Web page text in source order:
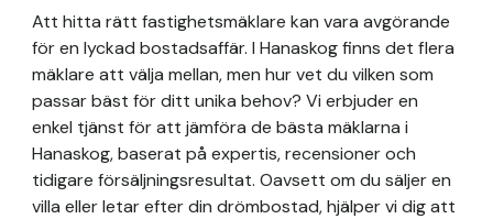
Att hitta rätt fastighetsmäklare kan vara avgörande
för en lyckad bostadsaffär. I Hanaskog finns det flera
mäklare att välja mellan, men hur vet du vilken som
passar bäst för ditt unika behov? Vi erbjuder en
enkel tjänst för att jämföra de bästa mäklarna i
Hanaskog, baserat på expertis, recensioner och
tidigare försäljningsresultat. Oavsett om du säljer en
villa eller letar efter din drömbostad, hjälper vi dig att